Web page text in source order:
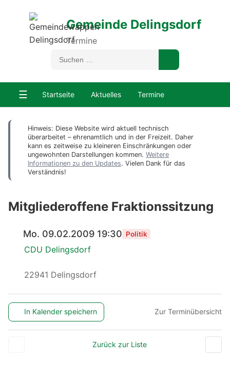
Gemeinde Delingsdorf
Termine
☰ Startseite Aktuelles Termine
Hinweis: Diese Website wird aktuell technisch
überarbeitet – ehrenamtlich und in der Freizeit. Daher
kann es zeitweise zu kleineren Einschränkungen oder
ungewohnten Darstellungen kommen. Weitere
Informationen zu den Updates. Vielen Dank für das
Verständnis!
Mitgliederoffene Fraktionssitzung
Mo. 09.02.2009 19:30 Politik
CDU Delingsdorf
22941 Delingsdorf
In Kalender speichern Zur Terminübersicht
Zurück zur Liste